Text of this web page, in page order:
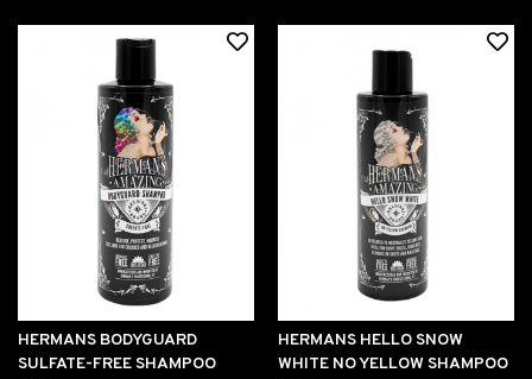
HERMANS BODYGUARD
SULFATE-FREE SHAMPOO
HERMANS HELLO SNOW
WHITE NO YELLOW SHAMPOO